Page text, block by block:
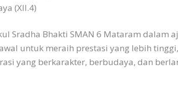
(XII.4)
Sradha Bhakti SMAN 6 Mataram
untuk meraih prestasi yang lebih
yang berkarakter, berbudaya, dan